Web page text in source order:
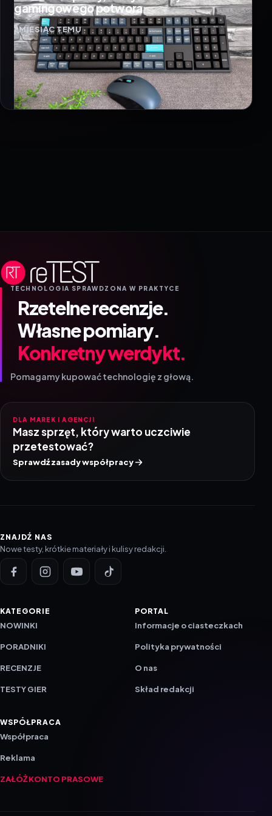
gamingowego potwora
1 MIESIĄC TEMU
TECHNOLOGIA SPRAWDZONA W PRAKTYCE
Rzetelne recenzje.
Własne pomiary.
Konkretny werdykt.
Pomagamy kupować technologię z głową.
DLA MAREK I AGENCJI
Masz sprzęt, który warto uczciwie
przetestować?
Sprawdź zasady współpracy
ZNAJDŹ NAS
Nowe testy, krótkie materiały i kulisy redakcji.
KATEGORIE
NOWINKI
PORADNIKI
RECENZJE
TESTY GIER
PORTAL
Informacje o ciasteczkach
Polityka prywatności
O nas
Skład redakcji
WSPÓŁPRACA
Współpraca
Reklama
ZAŁÓŻ KONTO PRASOWE